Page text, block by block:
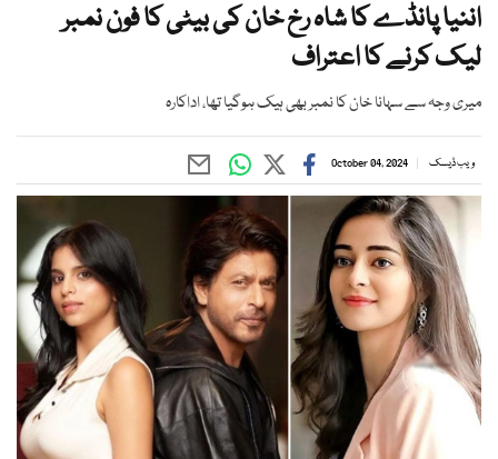
اننیا پانڈے کا شاہ رخ خان کی بیٹی کا فون نمبر
لیک کرنے کا اعتراف
میری وجہ سے سہانا خان کا نمبر بھی ہیک ہوگیا تھا، اداکارہ
ویب ڈیسک October 04, 2024